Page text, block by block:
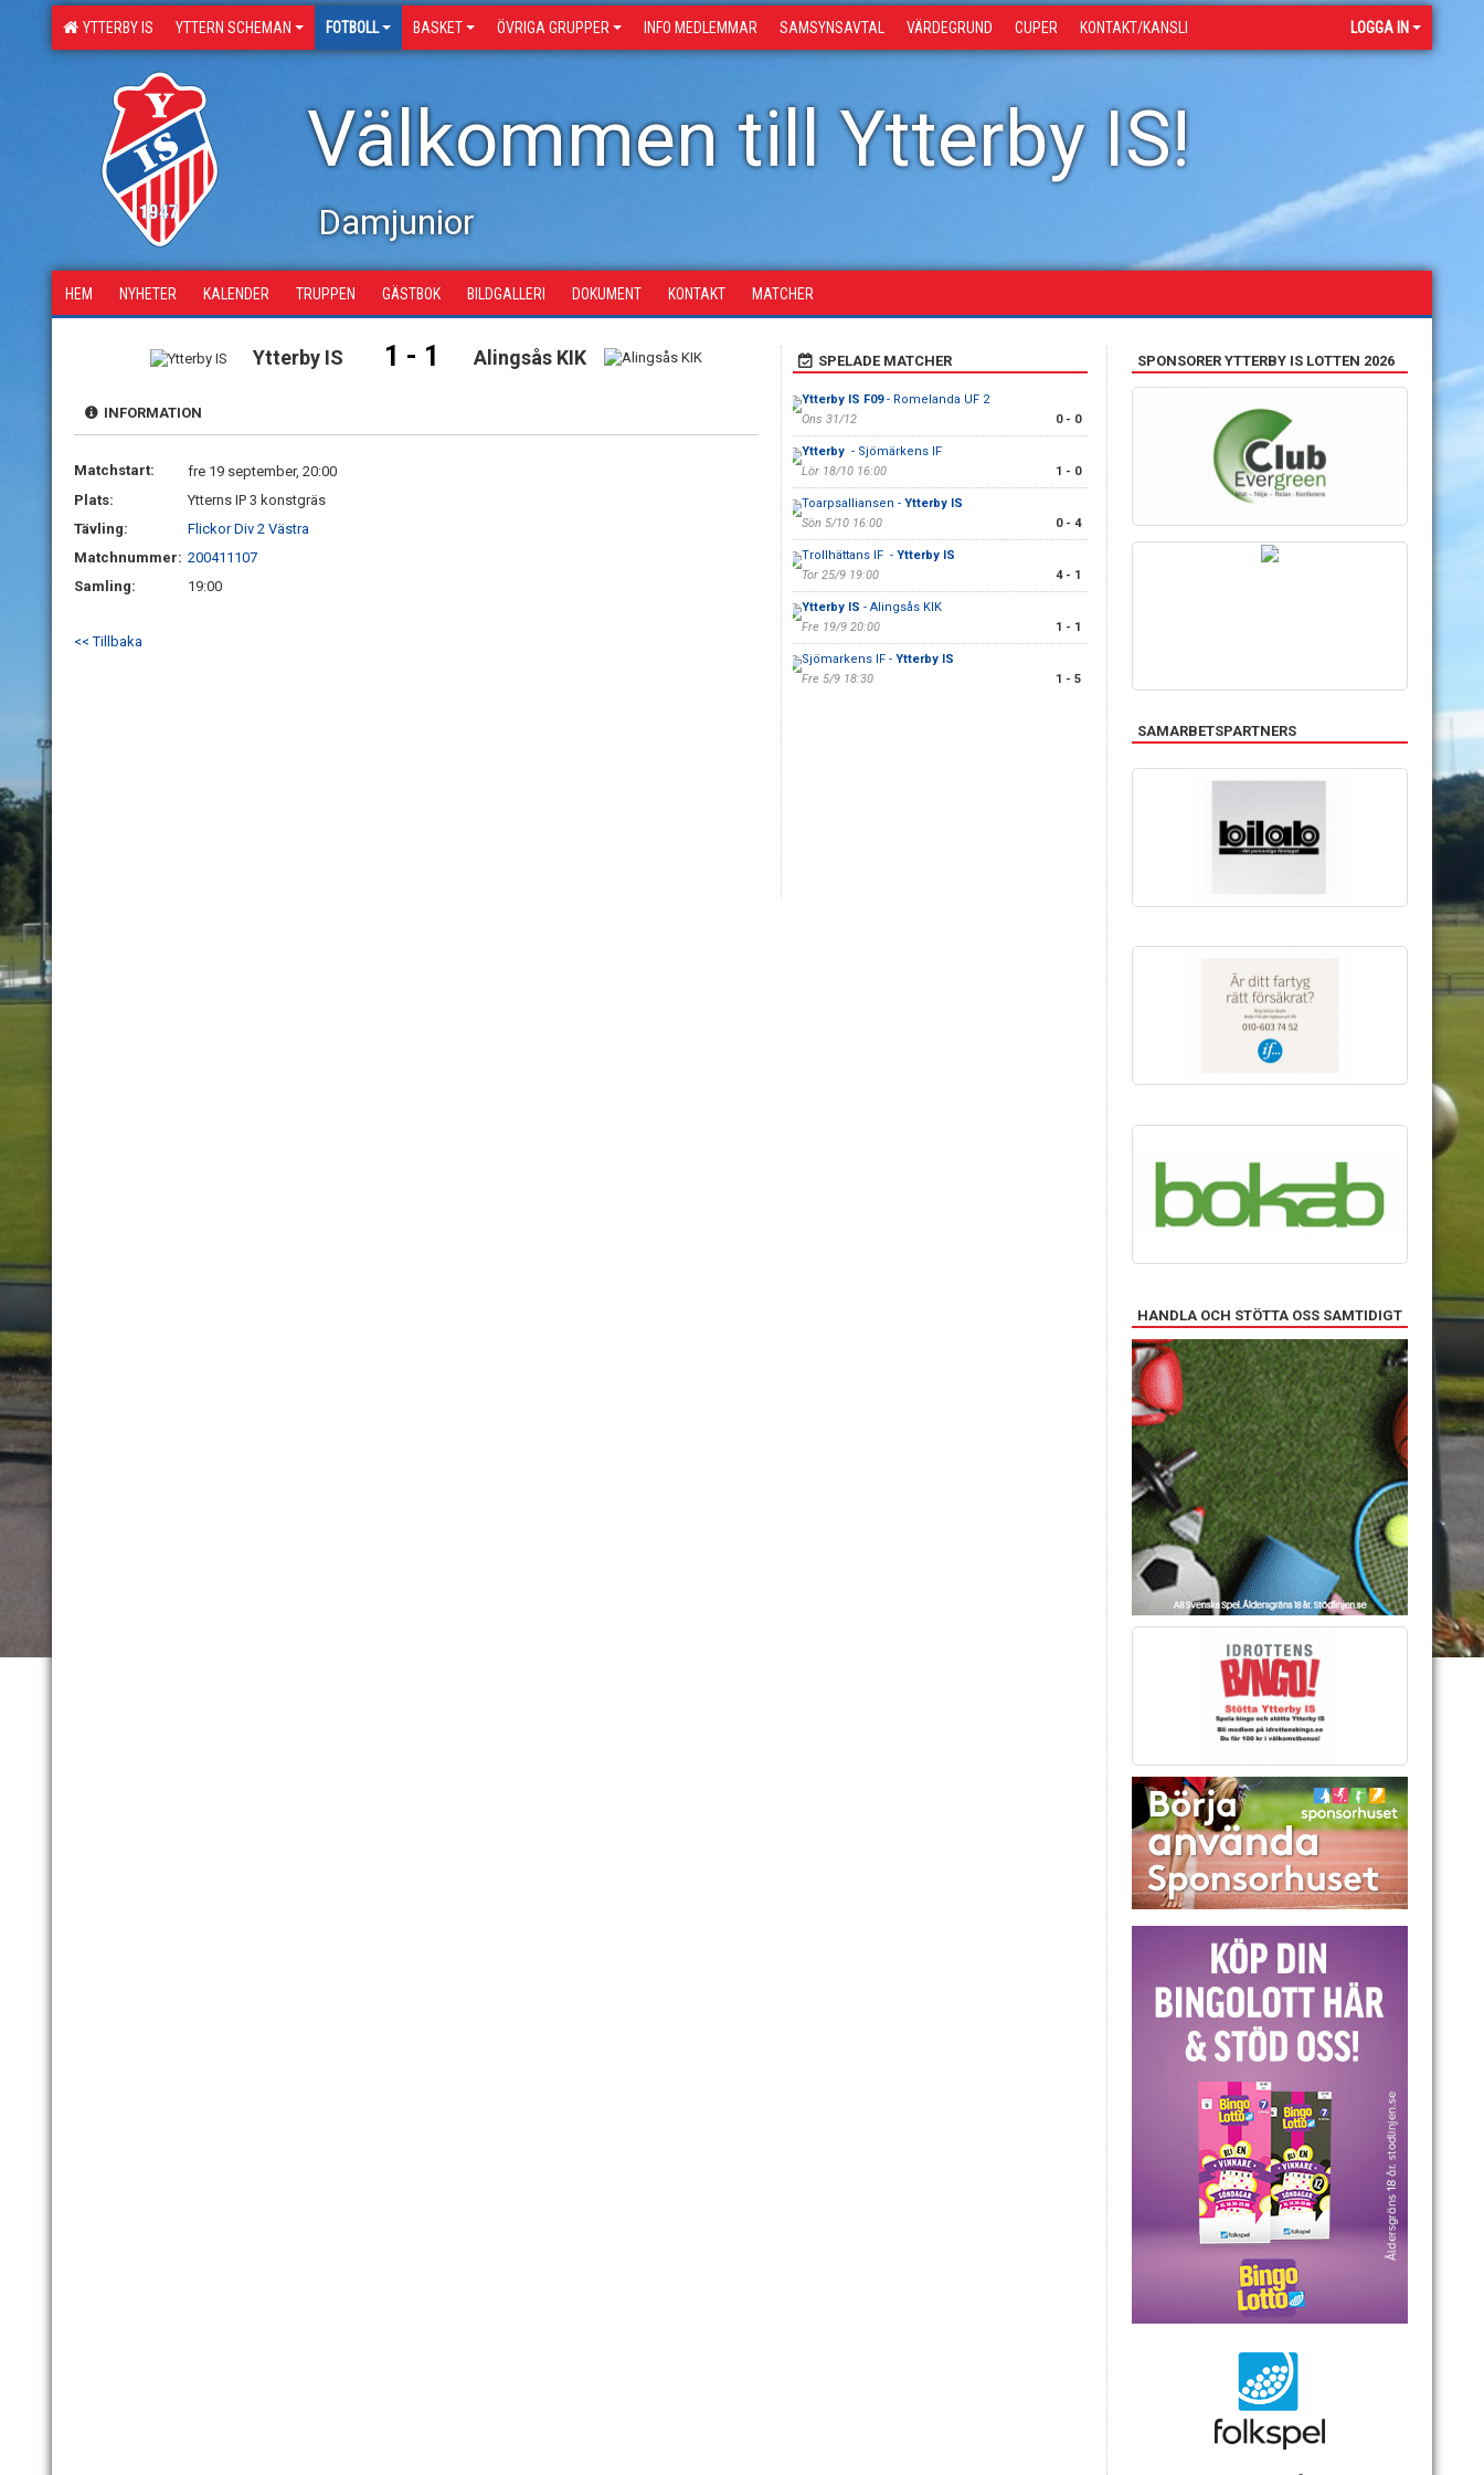
YTTERBY IS YTTERN SCHEMAN FOTBOLL BASKET ÖVRIGA GRUPPER INFO MEDLEMMAR SAMSYNSAVTAL VÄRDEGRUND CUPER KONTAKT/KANSLI LOGGA IN
Välkommen till Ytterby IS!
Damjunior
HEM NYHETER KALENDER TRUPPEN GÄSTBOK BILDGALLERI DOKUMENT KONTAKT MATCHER
Ytterby IS 1 - 1 Alingsås KIK
INFORMATION
Matchstart:
fre 19 september, 20:00
Plats:
Ytterns IP 3 konstgräs
Tävling:
Flickor Div 2 Västra
Matchnummer: 200411107
Samling:
19:00
<< Tillbaka
SPELADE MATCHER
Ytterby IS F09- Romelanda UF 2
Ons 31/12
0 - 0
Ytterby - Sjömärkens IF
Lör 18/10 16:00
1 - 0
Toarpsalliansen - Ytterby IS
Sön 5/10 16:00
0 - 4
Trollhättans IF - Ytterby IS
Tor 25/9 19:00
4 - 1
Ytterby IS - Alingsås KIK
Fre 19/9 20:00
1 - 1
Sjömarkens IF - Ytterby IS
Fre 5/9 18:30
1 - 5
SPONSORER YTTERBY IS LOTTEN 2026
SAMARBETSPARTNERS
HANDLA OCH STÖTTA OSS SAMTIDIGT